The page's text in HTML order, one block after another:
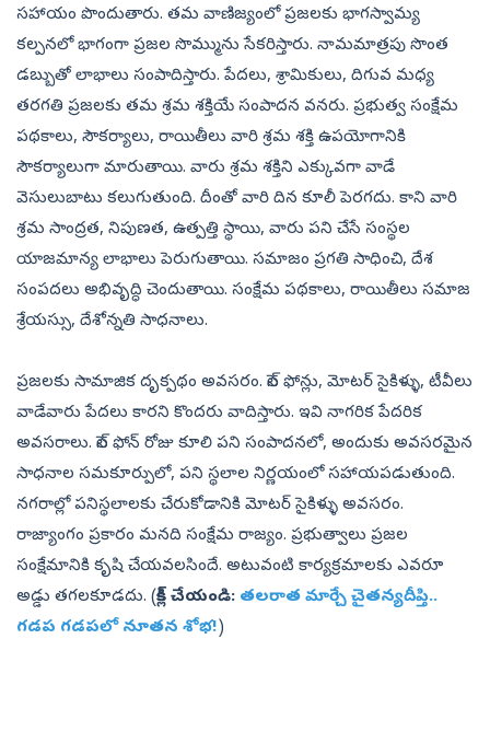
సహాయం పొందుతారు. తమ వాణిజ్యంలో ప్రజలకు భాగస్వామ్య
కల్పనలో భాగంగా ప్రజల సొమ్మును సేకరిస్తారు. నామమాత్రపు సొంత
డబ్బుతో లాభాలు సంపాదిస్తారు. పేదలు, శ్రామికులు, దిగువ మధ్య
తరగతి ప్రజలకు తమ శ్రమ శక్తియే సంపాదన వనరు. ప్రభుత్వ సంక్షేమ
పథకాలు, సౌకర్యాలు, రాయితీలు వారి శ్రమ శక్తి ఉపయోగానికి
సౌకర్యాలుగా మారుతాయి. వారు శ్రమ శక్తిని ఎక్కువగా వాడే
వెసులుబాటు కలుగుతుంది. దీంతో వారి దిన కూలీ పెరగదు. కాని వారి
శ్రమ సాంద్రత, నిపుణత, ఉత్పత్తి స్థాయి, వారు పని చేసే సంస్థల
యాజమాన్య లాభాలు పెరుగుతాయి. సమాజం ప్రగతి సాధించి, దేశ
సంపదలు అభివృద్ధి చెందుతాయి. సంక్షేమ పథకాలు, రాయితీలు సమాజ
శ్రేయస్సు, దేశోన్నతి సాధనాలు.
ప్రజలకు సామాజిక దృక్పథం అవసరం. సెల్‌ ఫోన్లు, మోటర్‌ సైకిళ్ళు, టీవీలు
వాడేవారు పేదలు కారని కొందరు వాదిస్తారు. ఇవి నాగరిక పేదరిక
అవసరాలు. సెల్‌ ఫోన్‌ రోజు కూలి పని సంపాదనలో, అందుకు అవసరమైన
సాధనాల సమకూర్పులో, పని స్థలాల నిర్ణయంలో సహాయపడుతుంది.
నగరాల్లో పనిస్థలాలకు చేరుకోడానికి మోటర్‌ సైకిళ్ళు అవసరం.
రాజ్యాంగం ప్రకారం మనది సంక్షేమ రాజ్యం. ప్రభుత్వాలు ప్రజల
సంక్షేమానికి కృషి చేయవలసిందే. అటువంటి కార్యక్రమాలకు ఎవరూ
అడ్డు తగలకూడదు. (క్లిక్ చేయండి: తలరాత మార్చే చైతన్యదీప్తి..
గడప గడపలో నూతన శోభ!)